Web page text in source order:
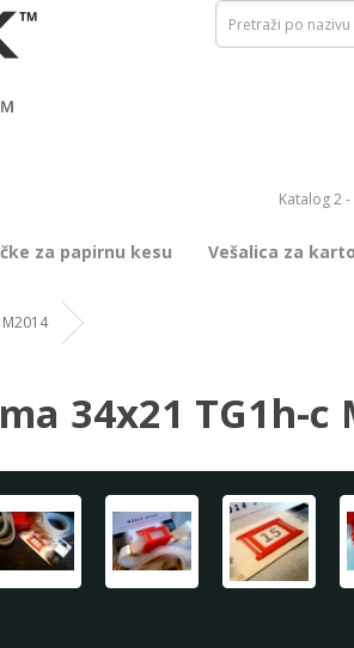
Katalog 2
za papirnu kesu Vešalica za
34x21 TG1h-c